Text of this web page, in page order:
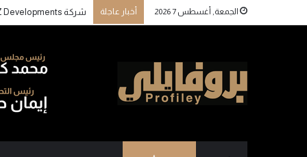
الجمعة, أغسطس 7 2026 أخبار عاجلة